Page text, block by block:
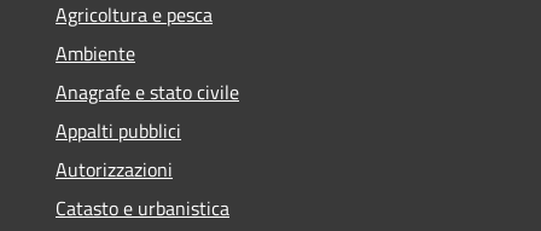
Agricoltura e pesca
Ambiente
Anagrafe e stato civile
Appalti pubblici
Autorizzazioni
Catasto e urbanistica